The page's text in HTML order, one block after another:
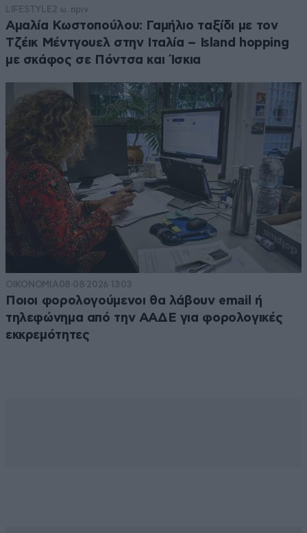
LIFESTYLE 2 ω. πριν
Αμαλία Κωστοπούλου: Γαμήλιο ταξίδι με τον
Τζέικ Μέντγουελ στην Ιταλία – Island hopping
με σκάφος σε Πόντσα και Ίσκια
ΟΙΚΟΝΟΜΙΑ08·08·2026 13:03
Ποιοι φορολογούμενοι θα λάβουν email ή
τηλεφώνημα από την ΑΑΔΕ για φορολογικές
εκκρεμότητες